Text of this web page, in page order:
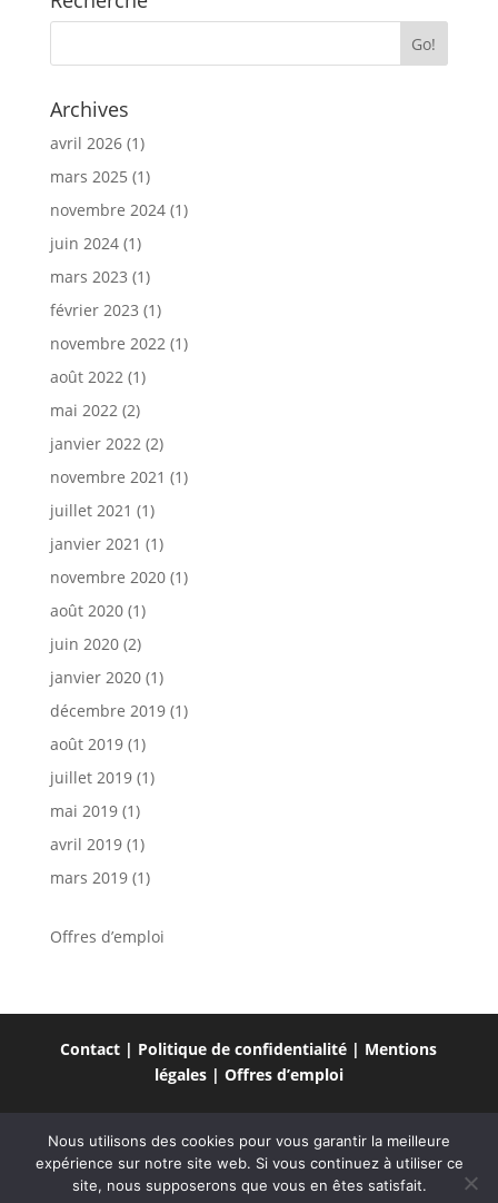
Archives
avril 2026(1)
mars 2025 (1)
novembre 2024(1)
juin 2024(1)
mars 2023 (1)
février 2023 (1)
novembre 2022(1)
août 2022(1)
mai 2022(2)
janvier 2022(2)
novembre 2021 (1)
juillet 2021 (1)
janvier 2021 (1)
novembre 2020(1)
août 2020(1)
juin 2020(2)
janvier 2020(1)
décembre 2019(1)
août 2019(1)
juillet 2019(1)
mai 2019(1)
avril 2019(1)
mars 2019(1)
Offres d’emploi
Contact | Politique de confidentialité | Mentions
légales| Offres d’emploi
Nous utilisons des cookies pour vous garantir la meilleure
expérience sur notre site web. Si vous continuez à utiliser ce
site, nous supposerons que vous en êtes satisfait.